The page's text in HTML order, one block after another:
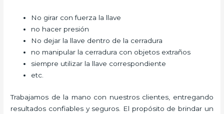
No girar con fuerza la llave
no hacer presión
No dejar la llave dentro de la cerradura
no manipular la cerradura con objetos extraños
siempre utilizar la llave correspondiente
etc.
Trabajamos de la mano con nuestros clientes, entregando
resultados confiables y seguros. El propósito de brindar un